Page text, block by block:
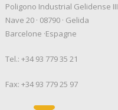
Poligono Industrial Gelidense III
Nave 20 · 08790 · Gelida
Barcelone ·Espagne
Tel.: +34 93 779 35 21
Fax: +34 93 779 25 97